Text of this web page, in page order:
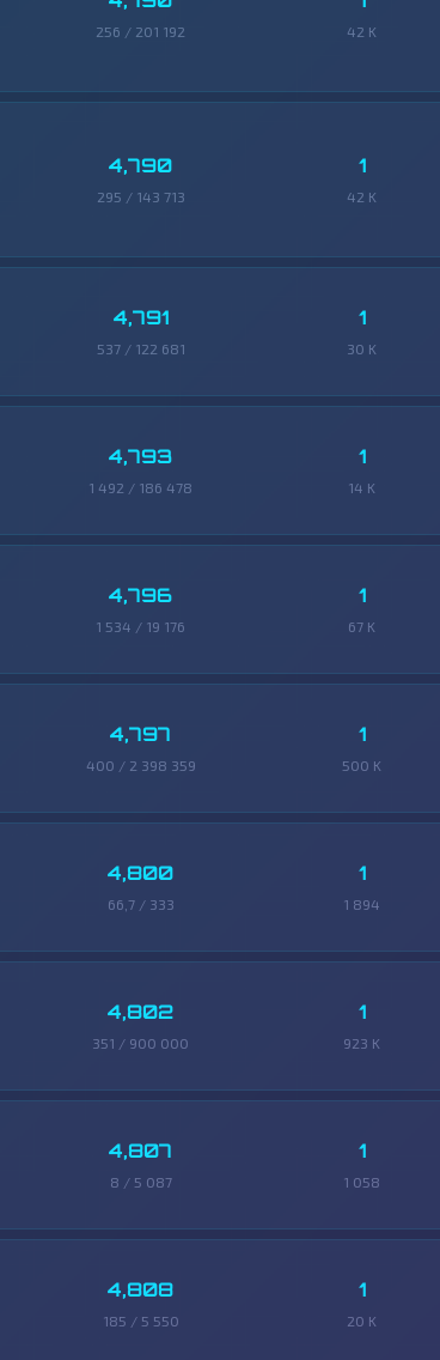
256 / 201 192 42 K
4,790
295 / 143 713
1
42 K
4,791
537 / 122 681
1
30 K
4,793
1 492 / 186 478
1
14 K
4,796
1 534 / 19 176
1
67 K
4,797
400 / 2 398 359
1
500 K
4,800
66,7 / 333
1
1 894
4,802
351 / 900 000
1
923 K
4,807
8 / 5 087
1
1 058
4,808
185 / 5 550
1
20 K